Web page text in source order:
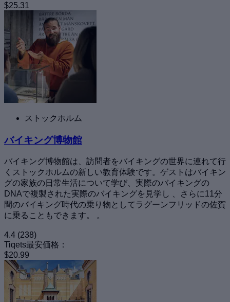
$25.31
ストックホルム
バイキング博物館
バイキング博物館は、訪問者をバイキングの世界に連れて行
くストックホルムの新しい教育体験です。ゲストはバイキン
グの家族の日常生活について学び、実際のバイキングの
DNAで複製された実際のバイキングを見学し 、さらに11分
間のバイキング時代の乗り物としてラグーンフリッドの佐賀
に乗ることもできます。 。
4.4 (238)
Tiqets最安価格：
$20.99